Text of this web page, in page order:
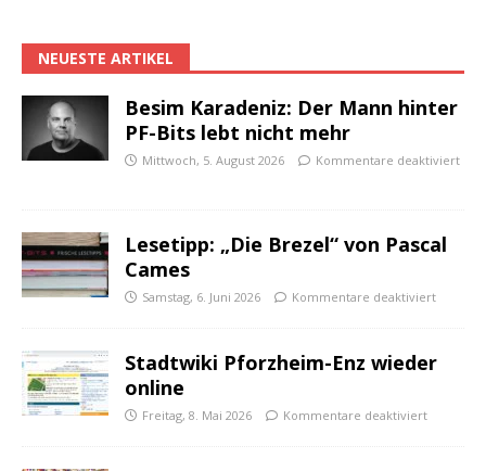
NEUESTE ARTIKEL
Besim Karadeniz: Der Mann hinter
PF-Bits lebt nicht mehr
Mittwoch, 5. August 2026 Kommentare deaktiviert
Lesetipp: „Die Brezel“ von Pascal
Cames
Samstag, 6. Juni 2026 Kommentare deaktiviert
Stadtwiki Pforzheim-Enz wieder
online
Freitag, 8. Mai 2026 Kommentare deaktiviert